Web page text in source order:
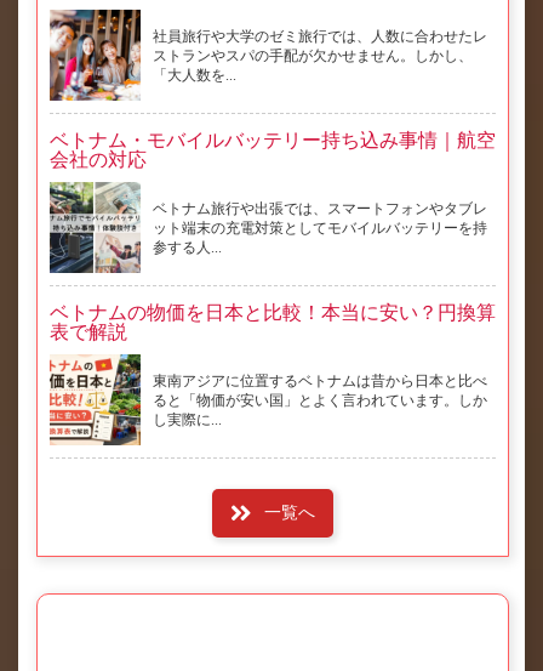
社員旅行や大学のゼミ旅行では、人数に合わせたレ
ストランやスパの手配が欠かせません。しかし、
「大人数を...
ベトナム・モバイルバッテリー持ち込み事情｜航空
会社の対応
ベトナム旅行や出張では、スマートフォンやタブレ
ット端末の充電対策としてモバイルバッテリーを持
参する人...
ベトナムの物価を日本と比較！本当に安い？円換算
表で解説
東南アジアに位置するベトナムは昔から日本と比べ
ると「物価が安い国」とよく言われています。しか
し実際に...
一覧へ